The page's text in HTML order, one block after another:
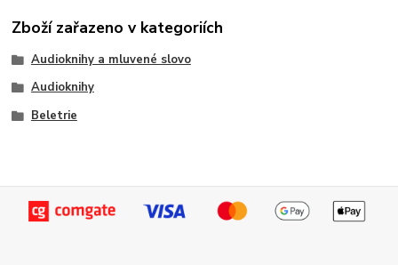
Zboží zařazeno v kategoriích
Audioknihy a mluvené slovo
Audioknihy
Beletrie